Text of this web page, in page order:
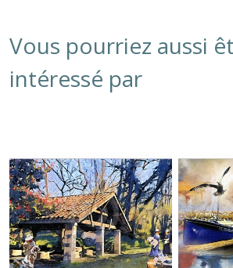
Vous pourriez aussi
intéressé par